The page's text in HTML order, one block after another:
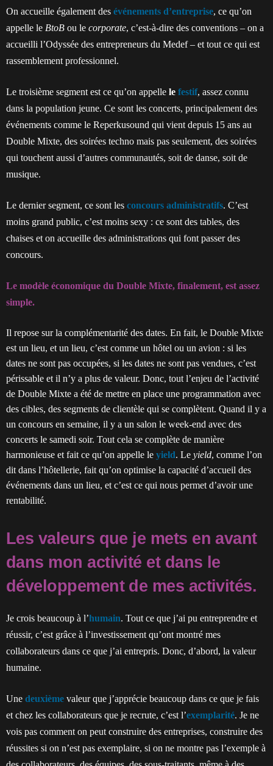
On accueille également des événements d’entreprise, ce qu’on
appelle le BtoB ou le corporate, c’est-à-dire des conventions – on a
accueilli l’Odyssée des entrepreneurs du Medef – et tout ce qui est
rassemblement professionnel.
Le troisième segment est ce qu’on appelle le festif, assez connu
dans la population jeune. Ce sont les concerts, principalement des
événements comme le Reperkusound qui vient depuis 15 ans au
Double Mixte, des soirées techno mais pas seulement, des soirées
qui touchent aussi d’autres communautés, soit de danse, soit de
musique.
Le dernier segment, ce sont les concours administratifs. C’est
moins grand public, c’est moins sexy : ce sont des tables, des
chaises et on accueille des administrations qui font passer des
concours.
Le modèle économique du Double Mixte, finalement, est assez
simple.
Il repose sur la complémentarité des dates. En fait, le Double Mixte
est un lieu, et un lieu, c’est comme un hôtel ou un avion : si les
dates ne sont pas occupées, si les dates ne sont pas vendues, c’est
périssable et il n’y a plus de valeur. Donc, tout l’enjeu de l’activité
de Double Mixte a été de mettre en place une programmation avec
des cibles, des segments de clientèle qui se complètent. Quand il y a
un concours en semaine, il y a un salon le week-end avec des
concerts le samedi soir. Tout cela se complète de manière
harmonieuse et fait ce qu’on appelle le yield. Le yield, comme l’on
dit dans l’hôtellerie, fait qu’on optimise la capacité d’accueil des
événements dans un lieu, et c’est ce qui nous permet d’avoir une
rentabilité.
Les valeurs que je mets en avant
dans mon activité et dans le
développement de mes activités.
Je crois beaucoup à l’humain. Tout ce que j’ai pu entreprendre et
réussir, c’est grâce à l’investissement qu’ont montré mes
collaborateurs dans ce que j’ai entrepris. Donc, d’abord, la valeur
humaine.
Une deuxième valeur que j’apprécie beaucoup dans ce que je fais
et chez les collaborateurs que je recrute, c’est l’exemplarité. Je ne
vois pas comment on peut construire des entreprises, construire des
réussites si on n’est pas exemplaire, si on ne montre pas l’exemple à